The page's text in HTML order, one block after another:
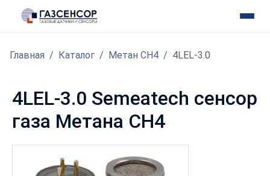
Главная Каталог Метан CH4 4LEL-3.0
4LEL-3.0 Semeatech сенсор
газа Метана CH4